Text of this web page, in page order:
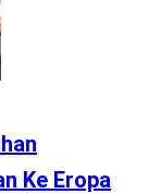
Ke Eropa